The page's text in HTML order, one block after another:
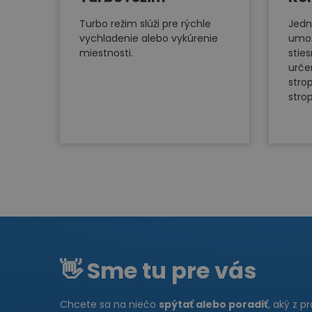
Turbo režim slúži pre rýchle
vychladenie alebo vykúrenie
miestnosti.
👋 Sme tu pre vás
Chcete sa na niečo spýtať alebo poradiť, aký z